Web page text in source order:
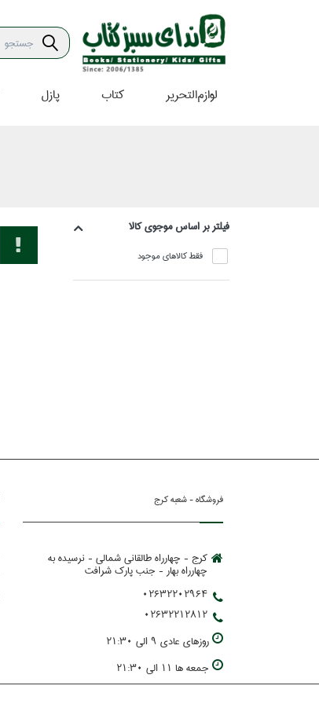
لوازم‌التحرير كتاب پازل
فيلتر بر اساس موجوي كالا
فقط كالاهاي موجود
فروشگاه - شعبه کرج
کرج - چهارراه طالقانی شمالی - نرسیده به
چهارراه بهار - جنب پارك شرافت
02632202964
02632212812
روزهاي عادي 9 الي 21:30
جمعه ها 11 الي 21:30